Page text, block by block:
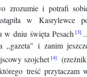
zrozumie i potrafi
w Kasrylewce
w dniu święta Pesach
,,gazeta" i zanim
szojchet
treść przytaczam